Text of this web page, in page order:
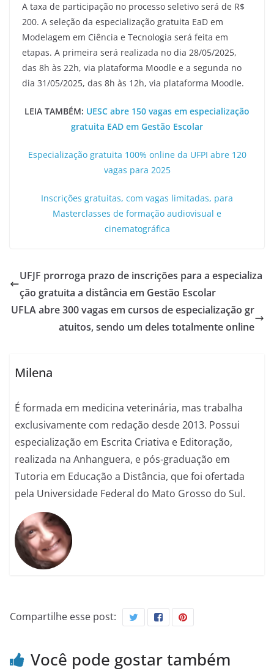
A taxa de participação no processo seletivo será de R$
200. A seleção da especialização gratuita EaD em
Modelagem em Ciência e Tecnologia será feita em
etapas. A primeira será realizada no dia 28/05/2025,
das 8h às 22h, via plataforma Moodle e a segunda no
dia 31/05/2025, das 8h às 12h, via plataforma Moodle.
LEIA TAMBÉM: UESC abre 150 vagas em especialização
gratuita EAD em Gestão Escolar
Especialização gratuita 100% online da UFPI abre 120
vagas para 2025
Inscrições gratuitas, com vagas limitadas, para
Masterclasses de formação audiovisual e
cinematográfica
UFJF prorroga prazo de inscrições para a especializa
ção gratuita a distância em Gestão Escolar
UFLA abre 300 vagas em cursos de especialização gr
atuitos, sendo um deles totalmente online
Milena
É formada em medicina veterinária, mas trabalha
exclusivamente com redação desde 2013. Possui
especialização em Escrita Criativa e Editoração,
realizada na Anhanguera, e pós-graduação em
Tutoria em Educação a Distância, que foi ofertada
pela Universidade Federal do Mato Grosso do Sul.
Compartilhe esse post:
Você pode gostar também